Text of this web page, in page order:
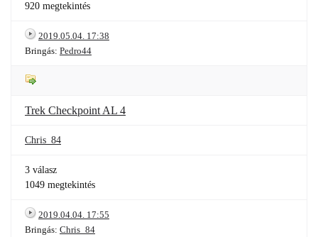
920 megtekintés
2019.05.04. 17:38
Bringás: Pedro44
Trek Checkpoint AL 4
Chris_84
3 válasz
1049 megtekintés
2019.04.04. 17:55
Bringás: Chris_84